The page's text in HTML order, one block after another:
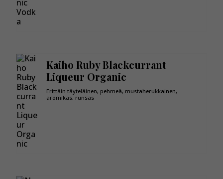
Kaiho Ruby Blackcurrant
Liqueur Organic
Erittäin täyteläinen, pehmeä, mustaherukkainen,
aromikas, runsas